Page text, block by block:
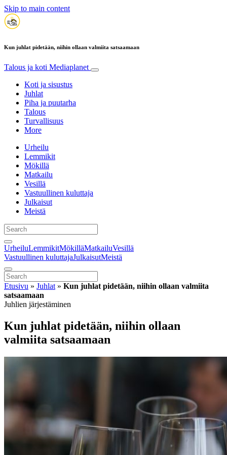
Skip to main content
Kun juhlat pidetään, niihin ollaan valmiita satsaamaan
Talous ja koti Mediaplanet
Koti ja sisustus
Juhlat
Piha ja puutarha
Talous
Turvallisuus
More
Urheilu
Lemmikit
Mökillä
Matkailu
Vesillä
Vastuullinen kuluttaja
Julkaisut
Meistä
UrheiluLemmikitMökilläMatkailuVesillä
Vastuullinen kuluttajaJulkaisutMeistä
Etusivu » Juhlat » Kun juhlat pidetään, niihin ollaan valmiita
satsaamaan
Juhlien järjestäminen
Kun juhlat pidetään, niihin ollaan
valmiita satsaamaan